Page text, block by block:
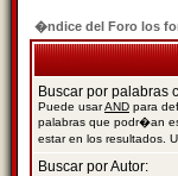
�ndice del Foro los
Buscar por palabras
Puede usarAND para
palabras que podr�an
estar en los resultados.
Buscar por Autor: